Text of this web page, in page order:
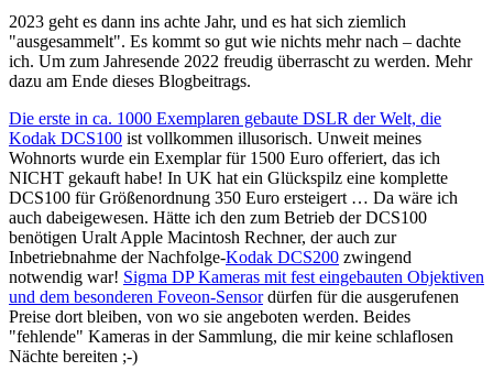
2023 geht es dann ins achte Jahr, und es hat sich ziemlich
"ausgesammelt". Es kommt so gut wie nichts mehr nach – dachte
ich. Um zum Jahresende 2022 freudig überrascht zu werden. Mehr
dazu am Ende dieses Blogbeitrags.
Die erste in ca. 1000 Exemplaren gebaute DSLR der Welt, die
Kodak DCS100 ist vollkommen illusorisch. Unweit meines
Wohnorts wurde ein Exemplar für 1500 Euro offeriert, das ich
NICHT gekauft habe! In UK hat ein Glückspilz eine komplette
DCS100 für Größenordnung 350 Euro ersteigert … Da wäre ich
auch dabeigewesen. Hätte ich den zum Betrieb der DCS100
benötigen Uralt Apple Macintosh Rechner, der auch zur
Inbetriebnahme der Nachfolge-Kodak DCS200 zwingend
notwendig war! Sigma DP Kameras mit fest eingebauten Objektiven
und dem besonderen Foveon-Sensordürfen für die ausgerufenen
Preise dort bleiben, von wo sie angeboten werden. Beides
"fehlende" Kameras in der Sammlung, die mir keine schlaflosen
Nächte bereiten ;-)